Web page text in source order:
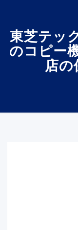
東芝テッ
のコピー
店の